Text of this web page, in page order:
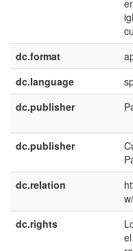
dc.format
dc.language
dc.publisher
dc.publisher
dc.relation
dc.rights